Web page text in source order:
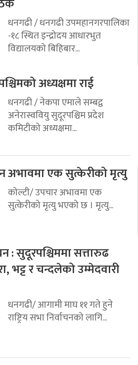
धनगढी / धनगढी उपमहानगरपालिका
-१८ स्थित इन्द्रोदय आधारभुत
विद्यालयको बिहिबार...
अध्यक्षमा राई
धनगढी / नेकपा एमाले सम्बद्व
अनेरास्ववियु सुदूरपश्चिम प्रदेश
कमिटीको अध्यक्षमा...
अभावमा एक सुत्केरीको मृत्यु
कोल्टी/ उपचार अभावमा एक
सुत्केरीको मृत्यु भएको छ । मृत्यु...
: सुदूरपश्चिममा सत्तारुढ
भट्ट र चन्दलेको उम्मेदवारी
धनगढी/ आगामी माघ ११ गते हुने
राष्ट्रिय सभा निर्वाचनको लागि...